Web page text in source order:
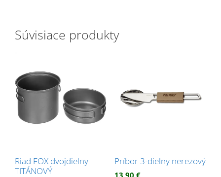
Súvisiace produkty
Riad FOX dvojdielny
TITÁNOVÝ
Príbor 3-dielny nerezový